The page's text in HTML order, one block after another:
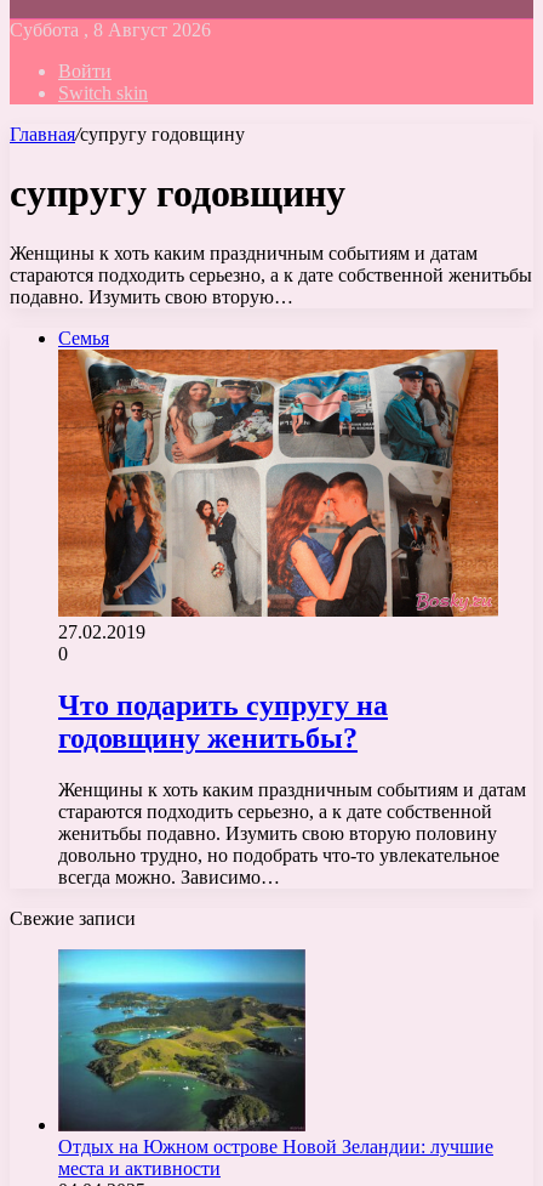
Суббота , 8 Август 2026
Войти
Switch skin
Главная/супругу годовщину
супругу годовщину
Женщины к хоть каким праздничным событиям и датам
стараются подходить серьезно, а к дате собственной женитьбы
подавно. Изумить свою вторую…
Семья
27.02.2019
0
Что подарить супругу на
годовщину женитьбы?
Женщины к хоть каким праздничным событиям и датам
стараются подходить серьезно, а к дате собственной
женитьбы подавно. Изумить свою вторую половину
довольно трудно, но подобрать что-то увлекательное
всегда можно. Зависимо…
Свежие записи
Отдых на Южном острове Новой Зеландии: лучшие
места и активности